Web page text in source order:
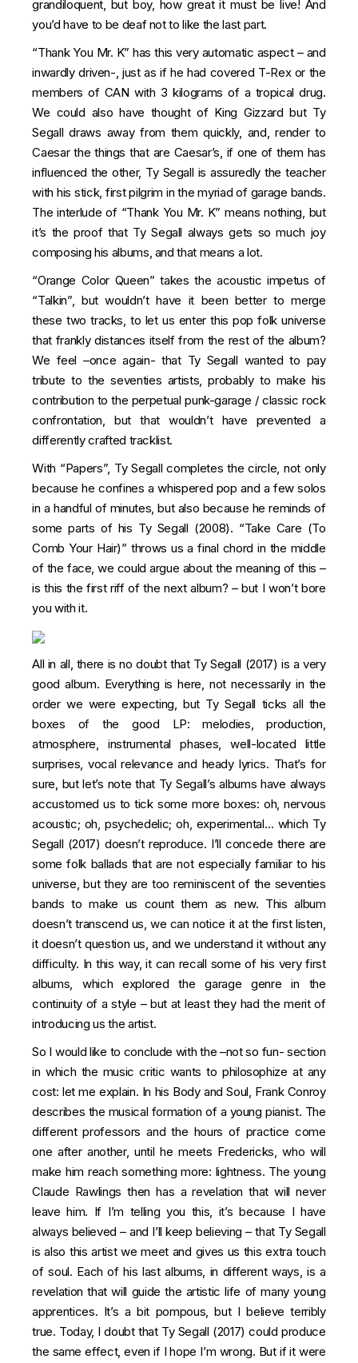
grandiloquent, but boy, how great it must be live! And
you’d have to be deaf not to like the last part.
“Thank You Mr. K” has this very automatic aspect – and
inwardly driven-, just as if he had covered T-Rex or the
members of CAN with 3 kilograms of a tropical drug.
We could also have thought of King Gizzard but Ty
Segall draws away from them quickly, and, render to
Caesar the things that are Caesar’s, if one of them has
influenced the other, Ty Segall is assuredly the teacher
with his stick, first pilgrim in the myriad of garage bands.
The interlude of “Thank You Mr. K” means nothing, but
it’s the proof that Ty Segall always gets so much joy
composing his albums, and that means a lot.
“Orange Color Queen” takes the acoustic impetus of
“Talkin”, but wouldn’t have it been better to merge
these two tracks, to let us enter this pop folk universe
that frankly distances itself from the rest of the album?
We feel –once again- that Ty Segall wanted to pay
tribute to the seventies artists, probably to make his
contribution to the perpetual punk-garage / classic rock
confrontation, but that wouldn’t have prevented a
differently crafted tracklist.
With “Papers”, Ty Segall completes the circle, not only
because he confines a whispered pop and a few solos
in a handful of minutes, but also because he reminds of
some parts of his Ty Segall (2008). “Take Care (To
Comb Your Hair)” throws us a final chord in the middle
of the face, we could argue about the meaning of this –
is this the first riff of the next album? – but I won’t bore
you with it.
All in all, there is no doubt that Ty Segall (2017) is a very
good album. Everything is here, not necessarily in the
order we were expecting, but Ty Segall ticks all the
boxes of the good LP: melodies, production,
atmosphere, instrumental phases, well-located little
surprises, vocal relevance and heady lyrics. That’s for
sure, but let’s note that Ty Segall’s albums have always
accustomed us to tick some more boxes: oh, nervous
acoustic; oh, psychedelic; oh, experimental… which Ty
Segall (2017) doesn’t reproduce. I’ll concede there are
some folk ballads that are not especially familiar to his
universe, but they are too reminiscent of the seventies
bands to make us count them as new. This album
doesn’t transcend us, we can notice it at the first listen,
it doesn’t question us, and we understand it without any
difficulty. In this way, it can recall some of his very first
albums, which explored the garage genre in the
continuity of a style – but at least they had the merit of
introducing us the artist.
So I would like to conclude with the –not so fun- section
in which the music critic wants to philosophize at any
cost: let me explain. In his Body and Soul, Frank Conroy
describes the musical formation of a young pianist. The
different professors and the hours of practice come
one after another, until he meets Fredericks, who will
make him reach something more: lightness. The young
Claude Rawlings then has a revelation that will never
leave him. If I’m telling you this, it’s because I have
always believed – and I’ll keep believing – that Ty Segall
is also this artist we meet and gives us this extra touch
of soul. Each of his last albums, in different ways, is a
revelation that will guide the artistic life of many young
apprentices. It’s a bit pompous, but I believe terribly
true. Today, I doubt that Ty Segall (2017) could produce
the same effect, even if I hope I’m wrong. But if it were